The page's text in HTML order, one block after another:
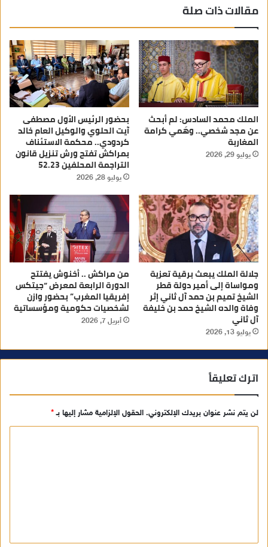
مقالات ذات صلة
الملك محمد السادس: لم أبحث
عن مجد شخصي.. وهَمي كرامة
المغاربة
يوليو 29, 2026
بحضور الرئيس الأول مصطفى
آيت الحلوي والوكيل العام خالد
كردودي.. محكمة الاستئناف
بمراكش تفتح ورش تنزيل قانون
التراجمة المحلفين 52.23
يوليو 28, 2026
جلالة الملك يبعث برقية تعزية
ومواساة إلى أمير دولة قطر
الشيخ تميم بن حمد آل ثاني إثر
وفاة والده الشيخ حمد بن خليفة
آل ثاني
يوليو 13, 2026
من مراكش .. أخنوش يفتتح
الدورة الرابعة لمعرض “جيتكس
إفريقيا المغرب” بحضور وازن
لشخصيات حكومية ومؤسساتية
أبريل 7, 2026
اترك تعليقاً
لن يتم نشر عنوان بريدك الإلكتروني. الحقول الإلزامية مشار إليها بـ*
ق